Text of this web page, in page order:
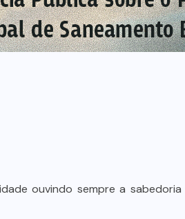
ouvindo sempre a